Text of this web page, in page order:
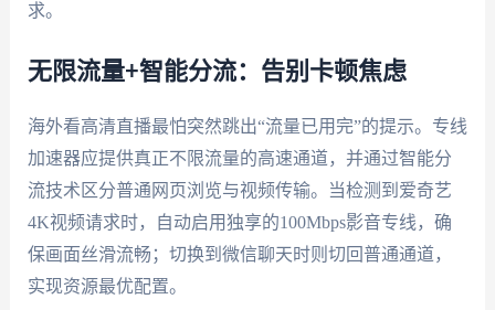
求。
无限流量+智能分流：告别卡顿焦虑
海外看高清直播最怕突然跳出“流量已用完”的提示。专线
加速器应提供真正不限流量的高速通道，并通过智能分
流技术区分普通网页浏览与视频传输。当检测到爱奇艺
4K视频请求时，自动启用独享的100Mbps影音专线，确
保画面丝滑流畅；切换到微信聊天时则切回普通通道，
实现资源最优配置。